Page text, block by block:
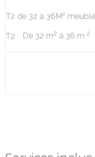
T2 de 32 à 36M²
T2 De 32 m2 à 36 m 2